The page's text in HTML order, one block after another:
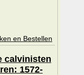
en Bestellen
calvinisten
1572-